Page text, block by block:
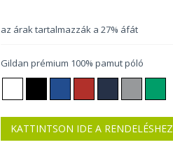
az árak tartalmazzák a 27% áfát
Gildan prémium 100% pamut póló
KATTINTSON IDE A RENDELÉSHEZ